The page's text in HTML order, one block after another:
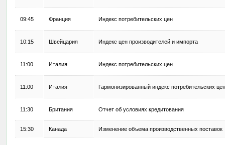
09:45 Франция Индекс потребительских цен
10:15 Швейцария Индекс цен производителей и импорта
11:00 Италия Индекс потребительских цен
11:00 Италия Гармонизированный индекс потребительских цен
11:30 Британия Отчет об условиях кредитования
15:30 Канада Изменение объема производственных поставок